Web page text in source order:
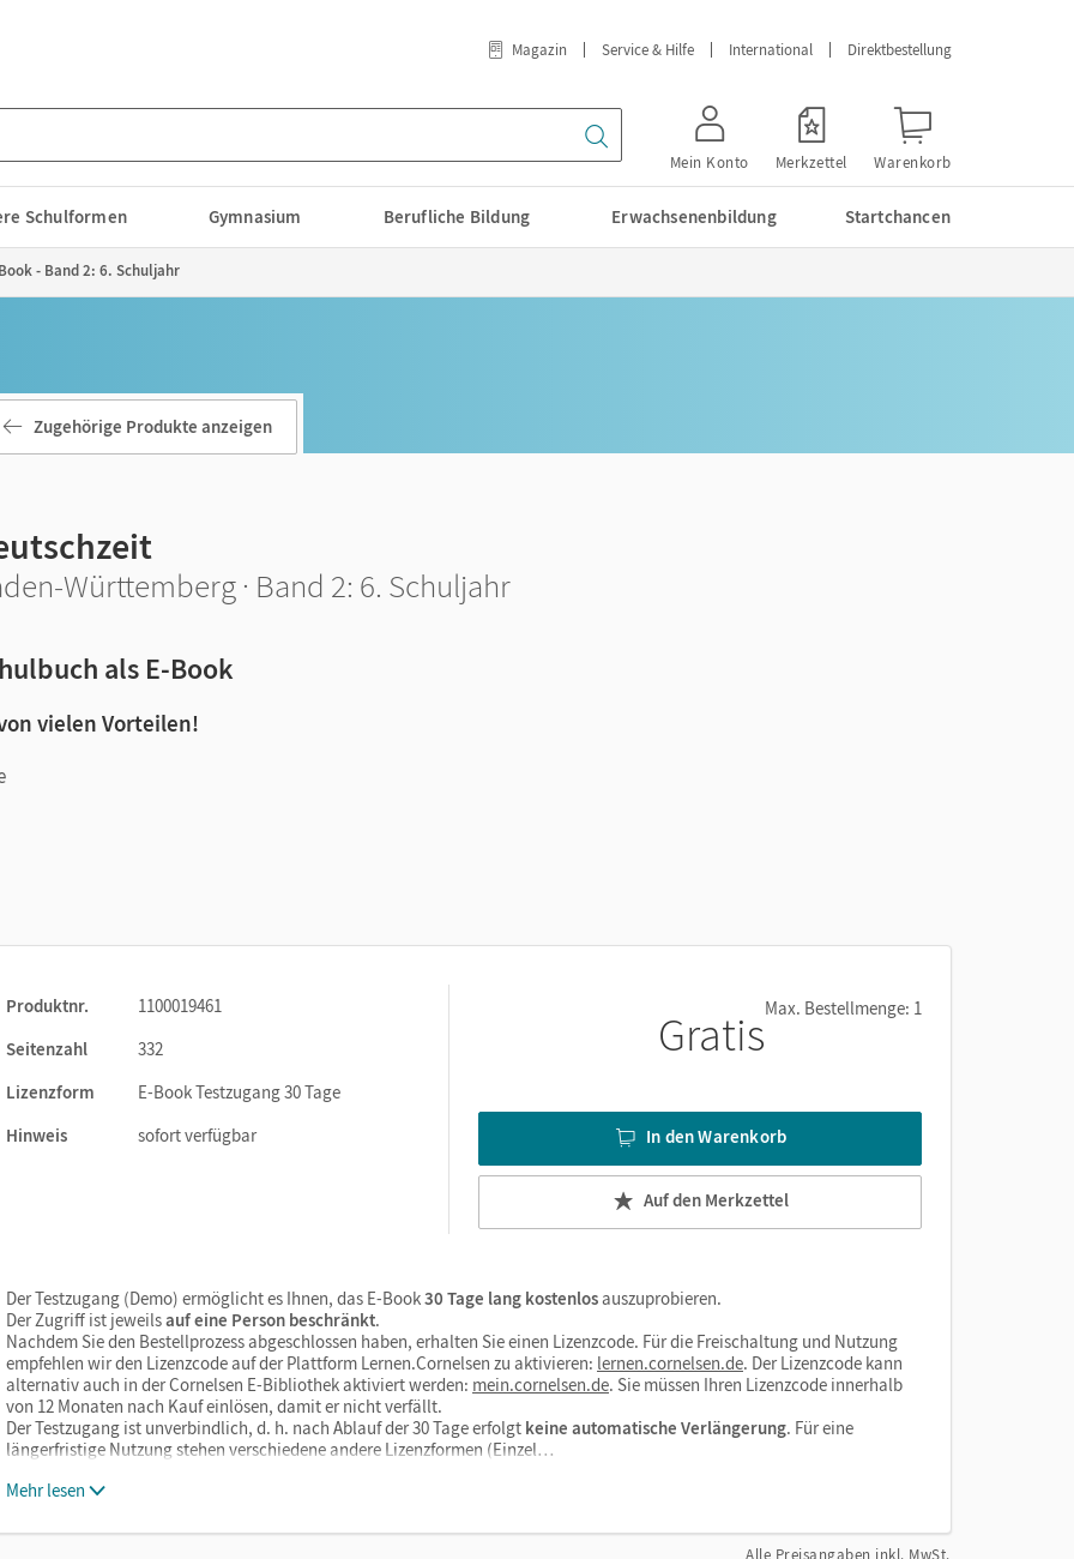
Magazin Service & Hilfe International Direktbestellung
Mein Konto Merkzettel Warenkorb
Schulformen Gymnasium Berufliche Bildung Erwachsenenbildung Startchancen
- Band 2: 6. Schuljahr
Zugehörige Produkte anzeigen
Württemberg · Band 2: 6. Schuljahr
als E-Book
vielen Vorteilen!
Produktnr.
1100019461
Seitenzahl
332
Lizenzform
E-Book Testzugang 30 Tage
Hinweis
sofort verfügbar
GratisMax. Bestellmenge: 1
In den Warenkorb
Auf den Merkzettel
Der Testzugang (Demo) ermöglicht es Ihnen, das E-Book30 Tage lang kostenlosauszuprobieren.
Der Zugriff ist jeweilsauf eine Person beschränkt.
Nachdem Sie den Bestellprozess abgeschlossen haben, erhalten Sie einen Lizenzcode. Für die Freischaltung und Nutzung
empfehlen wir den Lizenzcode auf der Plattform Lernen.Cornelsen zu aktivieren: lernen.cornelsen.de. Der Lizenzcode kann
alternativ auch in der Cornelsen E-Bibliothek aktiviert werden: mein.cornelsen.de. Sie müssen Ihren Lizenzcode innerhalb
von 12 Monaten nach Kauf einlösen, damit er nicht verfällt.
Der Testzugang ist unverbindlich, d. h. nach Ablauf der 30 Tage erfolgt keine automatische Verlängerung. Für eine
längerfristige Nutzung stehen verschiedene andere Lizenzformen (Einzel…
Mehr lesen
Alle Preisangaben inkl. MwSt.